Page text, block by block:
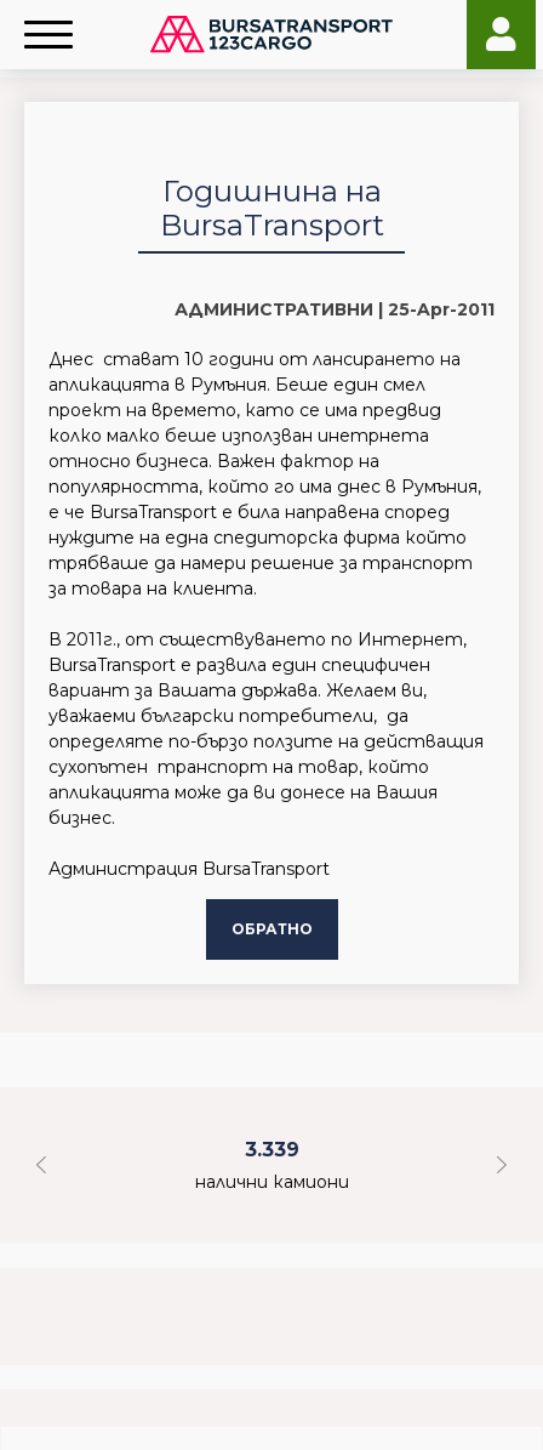
Годишнина на
BursaTransport
АДМИНИСТРАТИВНИ | 25-Apr-2011
Днес стават 10 години от лансирането на
апликацията в Румъния. Беше един смел
проект на времето, като се има предвид
колко малко беше използван инетрнета
относно бизнеса. Важен фактор на
популярността, който го има днес в Румъния,
е че BursaTransport е била направена според
нуждите на една спедиторска фирма който
трябваше да намери решение за транспорт
за товара на клиента.
В 2011г., от съществуването по Интернет,
BursaTransport е развила един специфичен
вариант за Вашата държава. Желаем ви,
уважаеми български потребители, да
определяте по-бързо ползите на действащия
сухопътен транспорт на товар, който
апликацията може да ви донесе на Вашия
бизнес.
Администрация BursaTransport
ОБРАТНО
3.339
налични камиони